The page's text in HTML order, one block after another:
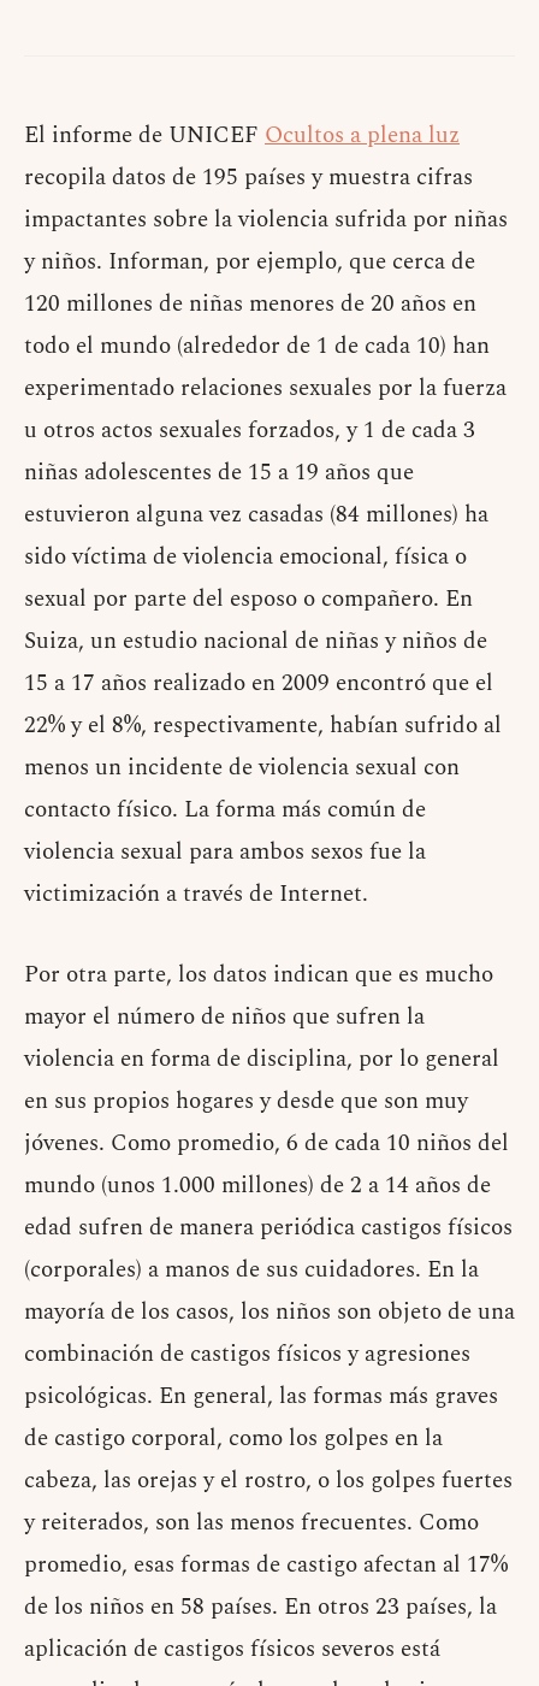
El informe de UNICEF Ocultos a plena luz
recopila datos de 195 países y muestra cifras
impactantes sobre la violencia sufrida por niñas
y niños. Informan, por ejemplo, que cerca de
120 millones de niñas menores de 20 años en
todo el mundo (alrededor de 1 de cada 10) han
experimentado relaciones sexuales por la fuerza
u otros actos sexuales forzados, y 1 de cada 3
niñas adolescentes de 15 a 19 años que
estuvieron alguna vez casadas (84 millones) ha
sido víctima de violencia emocional, física o
sexual por parte del esposo o compañero. En
Suiza, un estudio nacional de niñas y niños de
15 a 17 años realizado en 2009 encontró que el
22% y el 8%, respectivamente, habían sufrido al
menos un incidente de violencia sexual con
contacto físico. La forma más común de
violencia sexual para ambos sexos fue la
victimización a través de Internet.
Por otra parte, los datos indican que es mucho
mayor el número de niños que sufren la
violencia en forma de disciplina, por lo general
en sus propios hogares y desde que son muy
jóvenes. Como promedio, 6 de cada 10 niños del
mundo (unos 1.000 millones) de 2 a 14 años de
edad sufren de manera periódica castigos físicos
(corporales) a manos de sus cuidadores. En la
mayoría de los casos, los niños son objeto de una
combinación de castigos físicos y agresiones
psicológicas. En general, las formas más graves
de castigo corporal, como los golpes en la
cabeza, las orejas y el rostro, o los golpes fuertes
y reiterados, son las menos frecuentes. Como
promedio, esas formas de castigo afectan al 17%
de los niños en 58 países. En otros 23 países, la
aplicación de castigos físicos severos está